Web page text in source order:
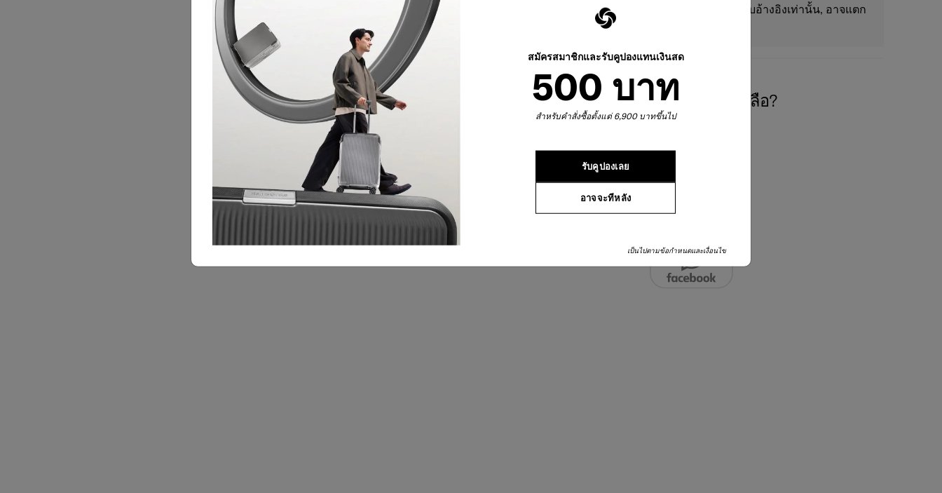
สมัครสมาชิกและรับคูปองแทนเงินสด
500 บาท
สำหรับคำสั่งซื้อตั้งแต่ 6,900 บาทขึ้นไป
รับคูปองเลย
อาจจะทีหลัง
เป็นไปตามข้อกำหนดและเงื่อนไข
**ขนาดของสินค้าที่เผยแพร่ในเว็บไซต์นี้ใช้สำหรับอ้างอิงเท่านั้น, อาจแตก
ต่างจากการวัดจริง
ต้องการความช่วยเหลือ?